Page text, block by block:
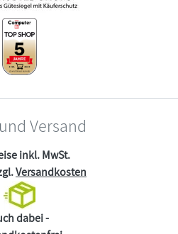
Versand
inkl. MwSt.
Versandkosten
dabei -